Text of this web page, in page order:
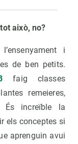
això, no?
i
de ben petits.
faig classes
remeieres,
És increïble la
els conceptes si
aprenguin avui